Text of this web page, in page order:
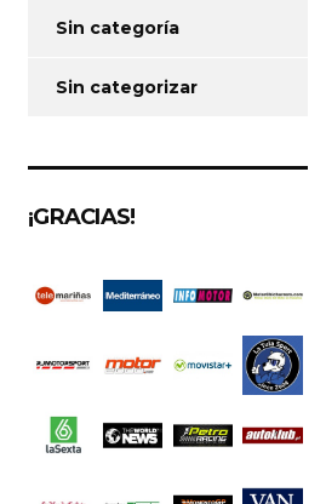
Sin categoría
Sin categorizar
¡GRACIAS!